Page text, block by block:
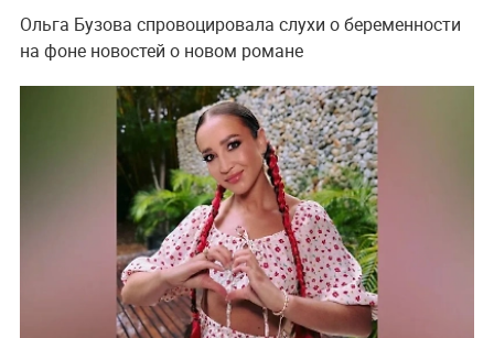
Ольга Бузова спровоцировала слухи о беременности
на фоне новостей о новом романе